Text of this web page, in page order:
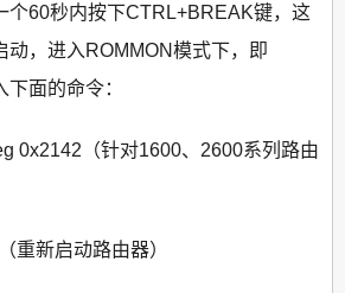
个60秒内按下CTRL+BREAK键，这
动，进入ROMMON模式下，即
面的命令：
0x2142（针对1600、2600系列路由
重新启动路由器）